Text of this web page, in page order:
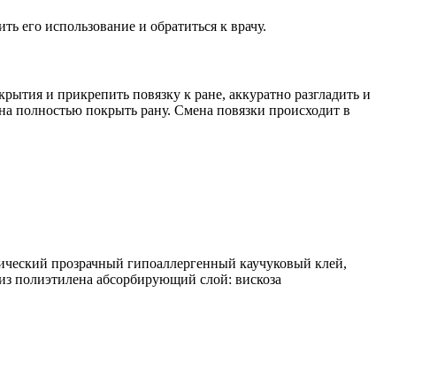
использование и обратиться к врачу.
и прикрепить повязку к ране, аккуратно разгладить и
полностью покрыть рану. Смена повязки происходит в
прозрачный гипоаллергенный каучуковый клей,
полиэтилена абсорбирующий слой: вискоза